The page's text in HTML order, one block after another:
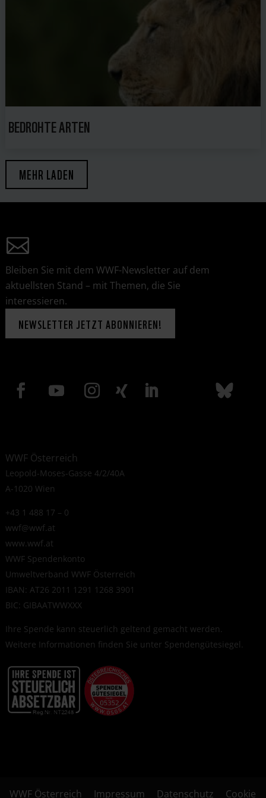
BEDROHTE ARTEN
MEHR LADEN
Bleiben Sie mit dem WWF-Newsletter auf dem
aktuellsten Stand – mit Themen, die Sie
interessieren.
NEWSLETTER JETZT ABONNIEREN!
WWF Österreich
Leopold-Moses-Gasse 4/2/40A
A-1020 Wien
+43 1 488 17 – 0
wwf@wwf.at
www.wwf.at
WWF Spendenkonto
Umweltverband WWF Österreich
IBAN: AT26 2011 1291 1268 3901
BIC: GIBAATWWXXX
Ihre Spende kann steuerlich geltend gemacht werden.
Weitere Informationen finden Sie unter Spendengütesiegel.
WWF Österreich Impressum Datenschutz Cookie